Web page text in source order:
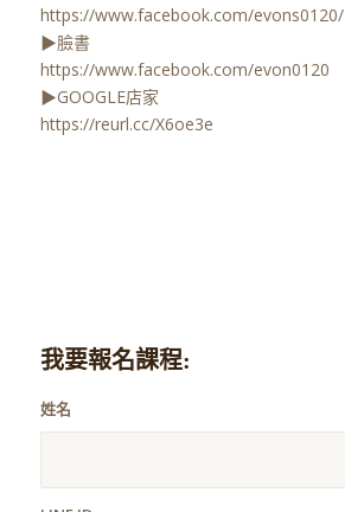
https://www.facebook.com/evons0120/
▶臉書
https://www.facebook.com/evon0120
▶GOOGLE店家
https://reurl.cc/X6oe3e
我要報名課程:
姓名